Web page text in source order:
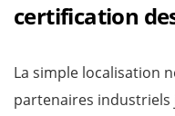
certification
La simple localisation
partenaires industriels